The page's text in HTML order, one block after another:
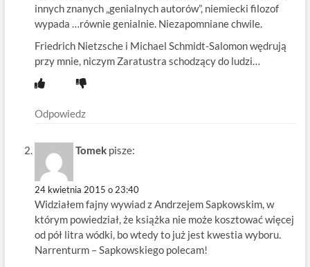
innych znanych „genialnych autorów”, niemiecki filozof
wypada …równie genialnie. Niezapomniane chwile.
Friedrich Nietzsche i Michael Schmidt-Salomon wędrują
przy mnie, niczym Zaratustra schodzący do ludzi…
Odpowiedz
Tomek pisze:
24 kwietnia 2015 o 23:40
Widziałem fajny wywiad z Andrzejem Sapkowskim, w
którym powiedział, że książka nie może kosztować więcej
od pół litra wódki, bo wtedy to już jest kwestia wyboru.
Narrenturm – Sapkowskiego polecam!